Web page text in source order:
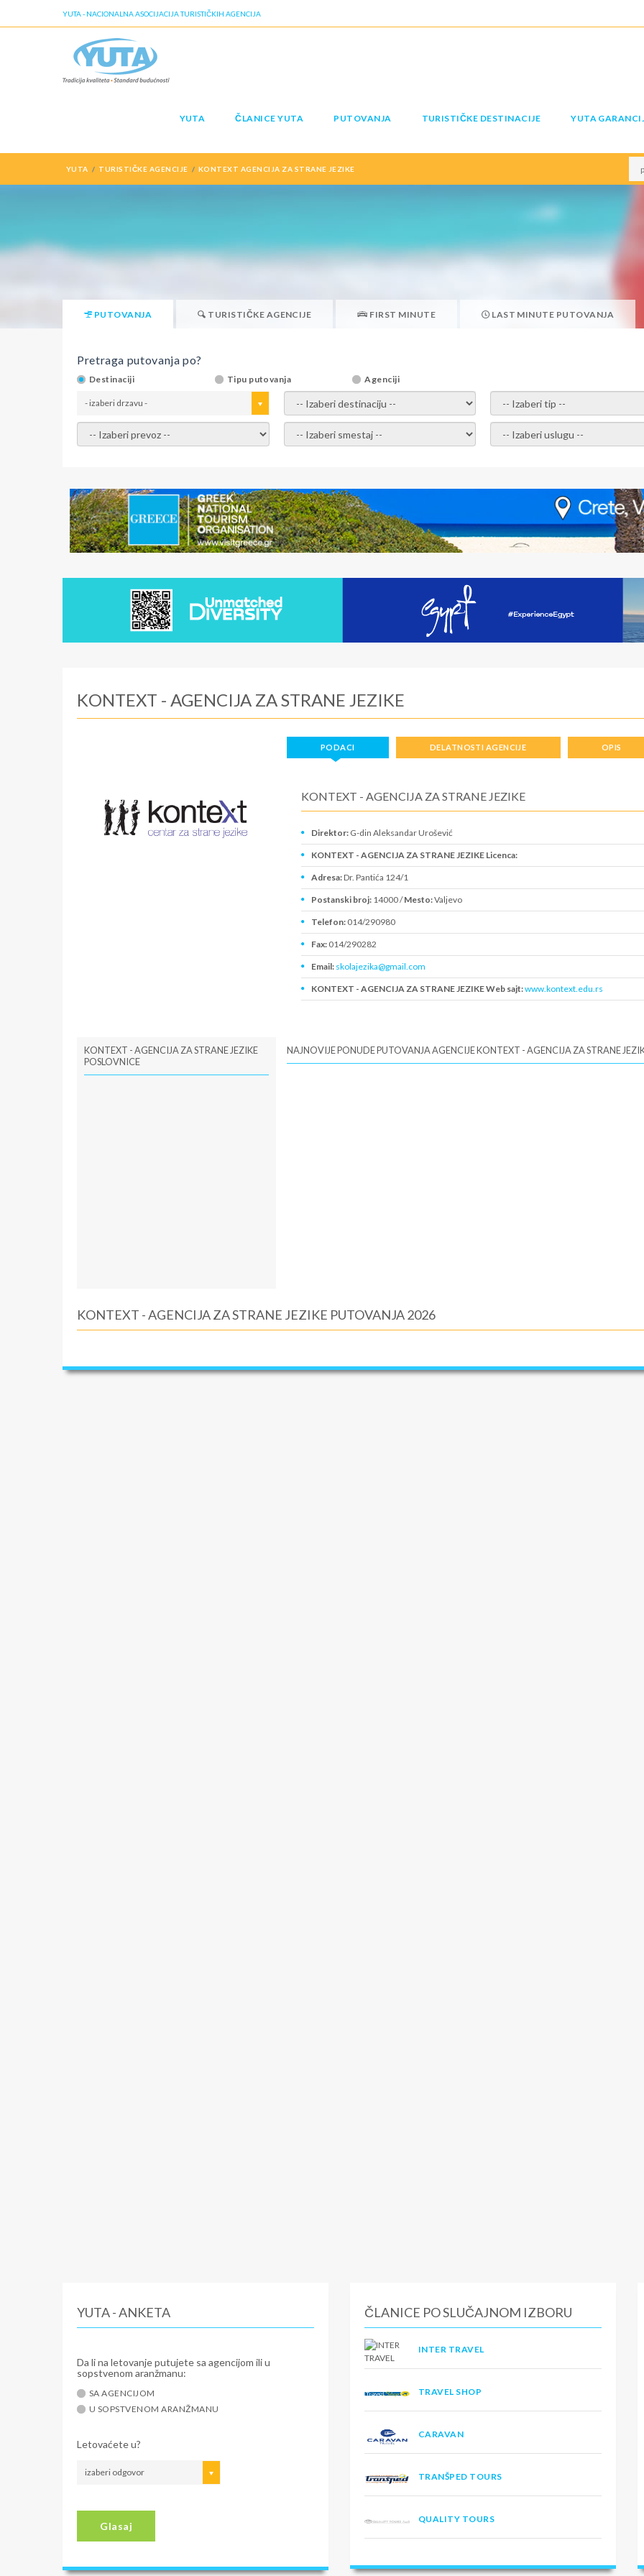
YUTA - NACIONALNA ASOCIJACIJA TURISTIČKIH AGENCIJA
YUTA ČLANICE YUTA PUTOVANJA TURISTIČKE DESTINACIJE YUTA
YUTA TURISTIČKE AGENCIJE KONTEXT AGENCIJA ZA STRANE JEZIKE
PUTOVANJA TURISTIČKE AGENCIJE FIRST MINUTE LAST MINUTE PUTOVANJA
Pretraga putovanja po?
Destinaciji Tipu putovanja Agenciji
- izaberi drzavu - - izaberi destinaciju - - izaberi tip -
- izaberi prevoz - - Izaberite smestaj - - Izaberite uslugu -
KONTEXT - AGENCIJA ZA STRANE JEZIKE
PODACI DELATNOSTI AGENCIJE OPIS
KONTEXT - AGENCIJA ZA STRANE JEZIKE
Direktor:G-din Aleksandar Urošević
KONTEXT - AGENCIJA ZA STRANE JEZIKE Licenca:
Adresa:Dr. Pantića 124/1
Postanski broj:14000 /Mesto:Valjevo
Telefon:014/290980
Fax:014/290282
Email: skolajezika@gmail.com
KONTEXT - AGENCIJA ZA STRANE JEZIKE Web sajt:www.kontext.edu.rs
KONTEXT - AGENCIJA ZA STRANE JEZIKE
POSLOVNICE
NAJNOVIJE PONUDE PUTOVANJA AGENCIJE KONTEXT - AGENCIJA ZA STRANE
KONTEXT - AGENCIJA ZA STRANE JEZIKE PUTOVANJA 2026
YUTA - ANKETA
Da li na letovanje putujete sa agencijom ili u
sopstvenom aranžmanu:
SA AGENCIJOM
U SOPSTVENOM ARANŽMANU
Letovaćete u?
izaberi odgovor
Glasaj
ČLANICE PO SLUČAJNOM IZBORU
INTER TRAVEL
TRAVEL SHOP
CARAVAN
TRANŠPED TOURS
QUALITY TOURS